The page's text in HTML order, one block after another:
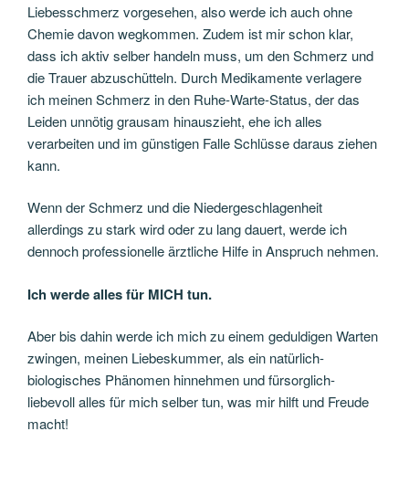
Liebesschmerz vorgesehen, also werde ich auch ohne
Chemie davon wegkommen. Zudem ist mir schon klar,
dass ich aktiv selber handeln muss, um den Schmerz und
die Trauer abzuschütteln. Durch Medikamente verlagere
ich meinen Schmerz in den Ruhe-Warte-Status, der das
Leiden unnötig grausam hinauszieht, ehe ich alles
verarbeiten und im günstigen Falle Schlüsse daraus ziehen
kann.
Wenn der Schmerz und die Niedergeschlagenheit
allerdings zu stark wird oder zu lang dauert, werde ich
dennoch professionelle ärztliche Hilfe in Anspruch nehmen.
Ich werde alles für MICH tun.
Aber bis dahin werde ich mich zu einem geduldigen Warten
zwingen, meinen Liebeskummer, als ein natürlich-
biologisches Phänomen hinnehmen und fürsorglich-
liebevoll alles für mich selber tun, was mir hilft und Freude
macht!